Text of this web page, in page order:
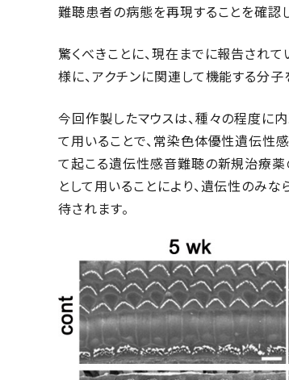
難聴患者の病態を再現することを確認
驚くべきことに、現在までに報告され
様に、アクチンに関連して機能する分
今回作製したマウスは、種々の程度に
て用いることで、常染色体優性遺伝性
て起こる遺伝性感音難聴の新規治療薬
として用いることにより、遺伝性のみ
待されます。